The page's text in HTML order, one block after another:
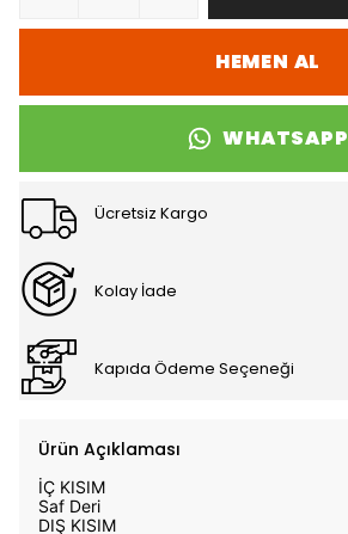
HEMEN AL
WHATSAPP
Ücretsiz Kargo
Kolay İade
Kapıda Ödeme Seçeneği
Ürün Açıklaması
İÇ KISIM
Saf Deri
DIŞ KISIM